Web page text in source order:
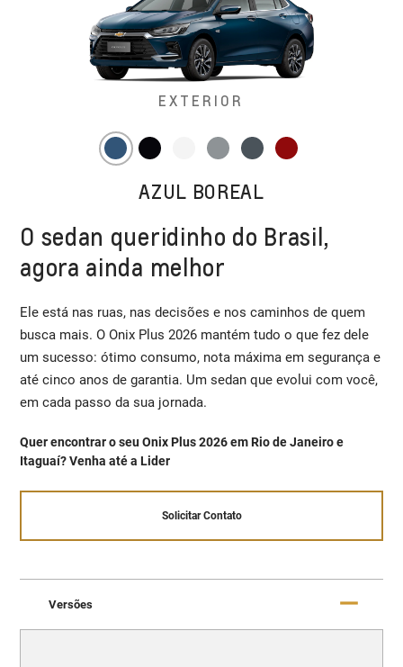
EXTERIOR
AZUL BOREAL
O sedan queridinho do Brasil,
agora ainda melhor
Ele está nas ruas, nas decisões e nos caminhos de quem
busca mais. O Onix Plus 2026 mantém tudo o que fez dele
um sucesso: ótimo consumo, nota máxima em segurança e
até cinco anos de garantia. Um sedan que evolui com você,
em cada passo da sua jornada.
Quer encontrar o seu Onix Plus 2026 em Rio de Janeiro e
Itaguaí? Venha até a Lider
Solicitar Contato
Versões